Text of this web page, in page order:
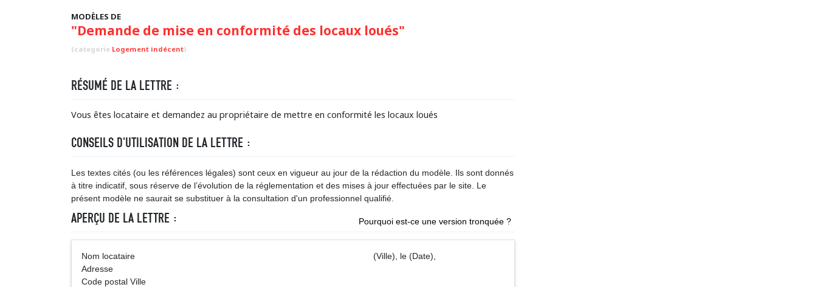
MODÈLES DE
"Demande de mise en conformité des locaux loués"
(categorie Logement indécent)
RÉSUMÉ DE LA LETTRE :
Vous êtes locataire et demandez au propriétaire de mettre en conformité les locaux loués
CONSEILS D'UTILISATION DE LA LETTRE :
Les textes cités (ou les références légales) sont ceux en vigueur au jour de la rédaction du modèle. Ils sont donnés
à titre indicatif, sous réserve de l’évolution de la réglementation et des mises à jour effectuées par le site. Le
présent modèle ne saurait se substituer à la consultation d'un professionnel qualifié.
APERÇU DE LA LETTRE : Pourquoi est-ce une version tronquée ?
Nom locataire (Ville), le (Date),
Adresse
Code postal Ville